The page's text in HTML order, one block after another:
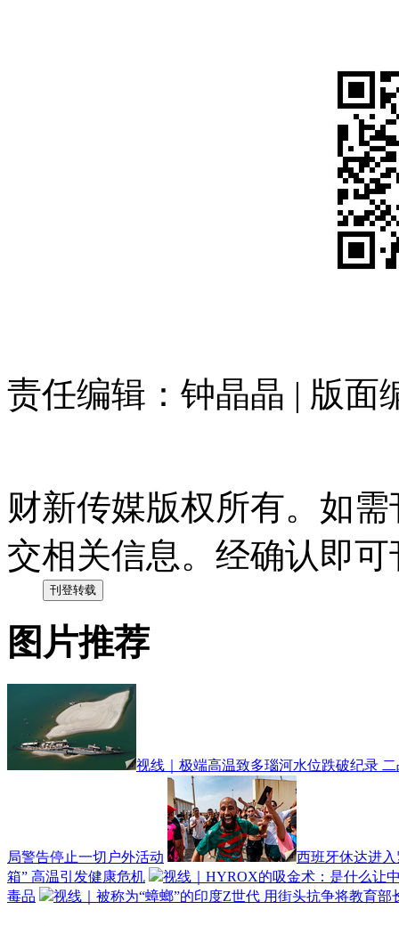
责任编辑：钟晶晶 | 版面
财新传媒版权所有。如
交相关信息。经确认即
图片推荐
视线｜极端高温致多瑙河水位跌破纪录
局警告停止一切户外活动
西班牙休达进
箱” 高温引发健康危机
视线｜HYROX的吸金术：是什么让
毒品
视线｜被称为“蟑螂”的印度Z世代 用街头抗争将教育部